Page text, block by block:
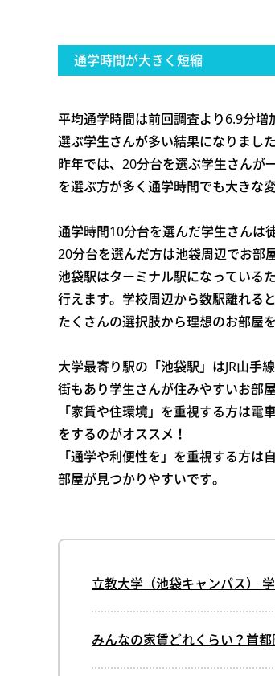
通学時間が大きく短縮
平均通学時間は前回調査より6.9分
選ぶ学生さんが多い結果になりました
昨年では、20分台を選ぶ学生さんが
を選ぶ方が多く通学時間でも大きな
通学時間10分台を選んだ学生さんは
20分台を選んだ方は池袋周辺でお部
池袋駅はターミナル駅になっている
行えます。学校周辺から数駅離れる
たくさんの選択肢から理想のお部屋
大学最寄り駅の「池袋駅」はJR山手
街もあり学生さんが住みやすいお部
「家賃や住環境」を重視する方は
をするのがオススメ！
「通学や利便性を」を重視する方
部屋が見つかりやすいです。
立教大学（池袋キャンパス）
みんなの家賃どれくらい？首都